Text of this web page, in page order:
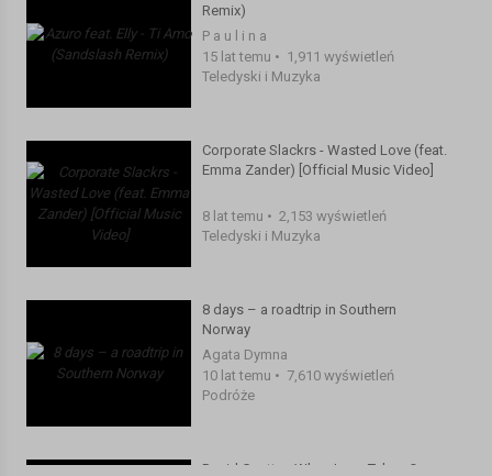
Remix)
P a u l i n a
15 lat temu • 1,911 wyświetleń
Teledyski i Muzyka
Corporate Slackrs - Wasted Love (feat.
Emma Zander) [Official Music Video]
8 lat temu • 2,153 wyświetleń
Teledyski i Muzyka
8 days – a roadtrip in Southern
Norway
Agata Dymna
10 lat temu • 7,610 wyświetleń
Podróże
David Guetta - When Love Takes Over